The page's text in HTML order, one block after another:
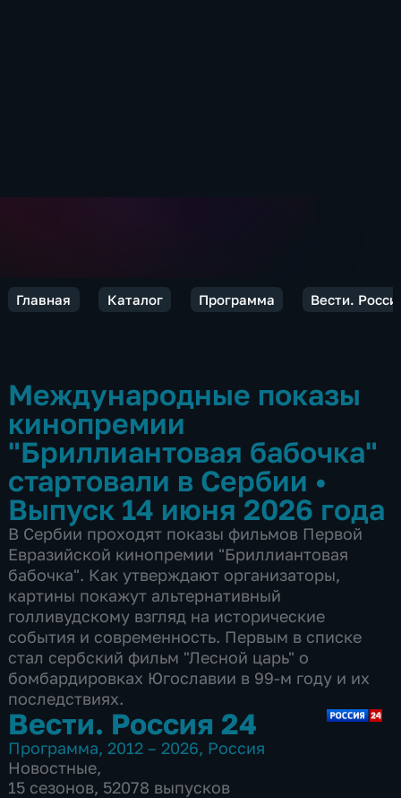
Главная Каталог Программа Вести.
Международные показы
кинопремии
"Бриллиантовая бабочка"
стартовали в Сербии •
Выпуск 14 июня 2026 года
В Сербии проходят показы фильмов Первой
Евразийской кинопремии "Бриллиантовая
бабочка". Как утверждают организаторы,
картины покажут альтернативный
голливудскому взгляд на исторические
события и современность. Первым в списке
стал сербский фильм "Лесной царь" о
бомбардировках Югославии в 99-м году и их
последствиях.
Вести. Россия 24
Программа, 2012 – 2026, Россия
Новостные,
15 сезонов, 52078 выпусков